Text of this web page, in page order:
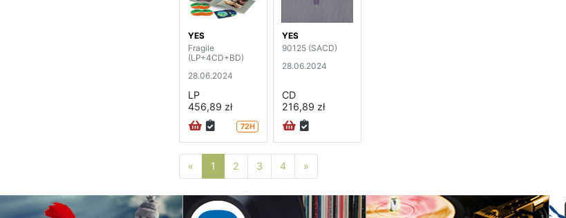
YES
Fragile
(LP+4CD+BD)
28.06.2024
LP
456,89 zł
72H
YES
90125 (SACD)
28.06.2024
CD
216,89 zł
« Poprzednia strona
1 2 3 4 »